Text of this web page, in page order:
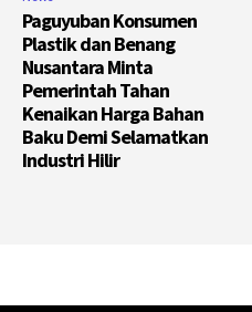
Paguyuban Konsumen
Plastik dan Benang
Nusantara Minta
Pemerintah Tahan
Kenaikan Harga Bahan
Baku Demi Selamatkan
Industri Hilir